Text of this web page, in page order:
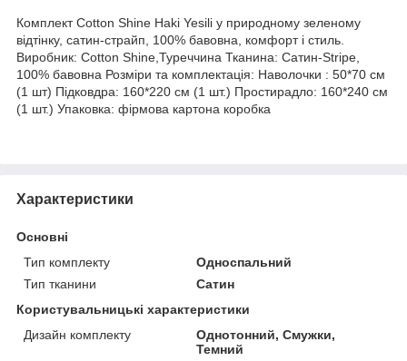
КомплектCotton Shine Haki Yesili у природному зеленому
відтінку, сатин-страйп , 100% бавовна, комфорт і стиль.
Виробник: Cotton Shine,Туреччина Тканина: Сатин-Stripe,
100% бавовна Розміри та комплектація: Наволочки : 50*70 см
(1 шт) Підковдра: 160*220 см (1 шт.) Простирадло: 160*240 см
(1 шт.) Упаковка: фірмова картона коробка
Характеристики
Основні
Тип комплекту
Односпальний
Тип тканини
Сатин
Користувальницькі характеристики
Дизайн комплекту
Однотонний, Смужки,
Темний